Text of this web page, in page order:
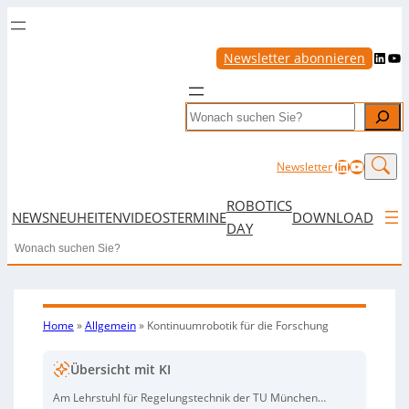
Newsletter abonnieren LinkedIn YouTube
Search
NewsletterLinkedIn
NEWSNEUHEITENVIDEOSTERMINE
ROBOTICS
DAY
DOWNLOAD
Search
Home »Allgemein» Kontinuumrobotik für die Forschung
Übersicht mit KI
Am Lehrstuhl für Regelungstechnik der TU München